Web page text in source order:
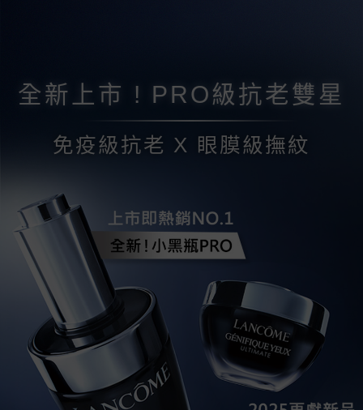
全新上市 ! PRO級抗老雙星
免疫級抗老 X 眼膜級撫紋